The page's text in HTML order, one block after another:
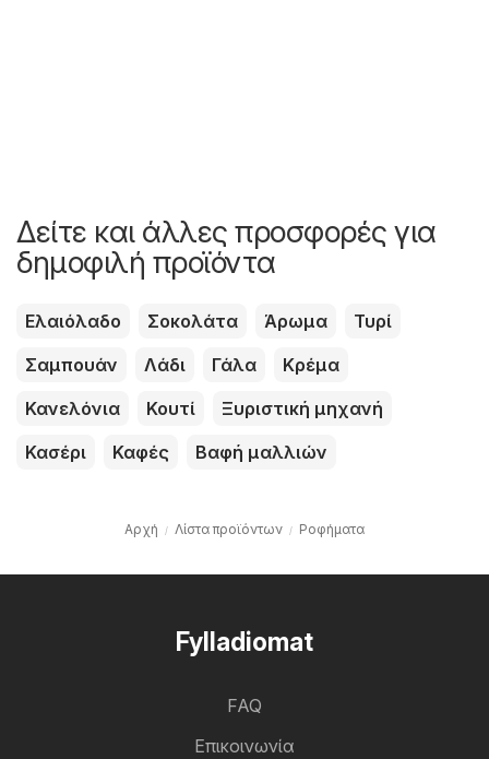
Δείτε και άλλες προσφορές για
δημοφιλή προϊόντα
Ελαιόλαδο Σοκολάτα Άρωμα
Τυρί
Σαμπουάν
Λάδι Γάλα
Κρέμα
Κανελόνια
Κουτί
Ξυριστική μηχανή
Κασέρι
Καφές Βαφή μαλλιών
Αρχή Λίστα προϊόντων Ροφήματα
Fylladiomat
FAQ
Επικοινωνία